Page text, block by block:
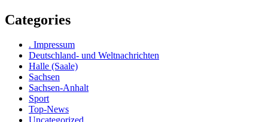
Categories
. Impressum
Deutschland- und Weltnachrichten
Halle (Saale)
Sachsen
Sachsen-Anhalt
Sport
Top-News